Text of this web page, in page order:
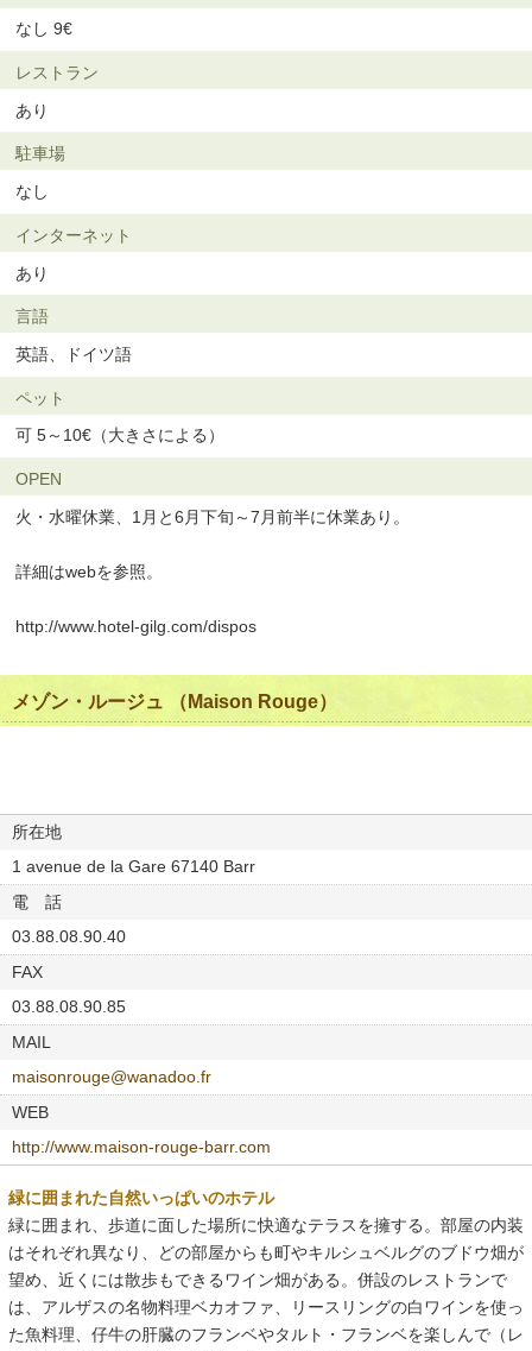
なし 9€
レストラン
あり
駐車場
なし
インターネット
あり
言語
英語、ドイツ語
ペット
可 5～10€（大きさによる）
OPEN
火・水曜休業、1月と6月下旬～7月前半に休業あり。
詳細はwebを参照。
http://www.hotel-gilg.com/dispos
メゾン・ルージュ （Maison Rouge）
所在地
1 avenue de la Gare 67140 Barr
電 話
03.88.08.90.40
FAX
03.88.08.90.85
MAIL
maisonrouge@wanadoo.fr
WEB
http://www.maison-rouge-barr.com
緑に囲まれた自然いっぱいのホテル
緑に囲まれ、歩道に面した場所に快適なテラスを擁する。部屋の内装
はそれぞれ異なり、どの部屋からも町やキルシュベルグのブドウ畑が
望め、近くには散歩もできるワイン畑がある。併設のレストランで
は、アルザスの名物料理ベカオファ、リースリングの白ワインを使っ
た魚料理、仔牛の肝臓のフランベやタルト・フランベを楽しんで（レ